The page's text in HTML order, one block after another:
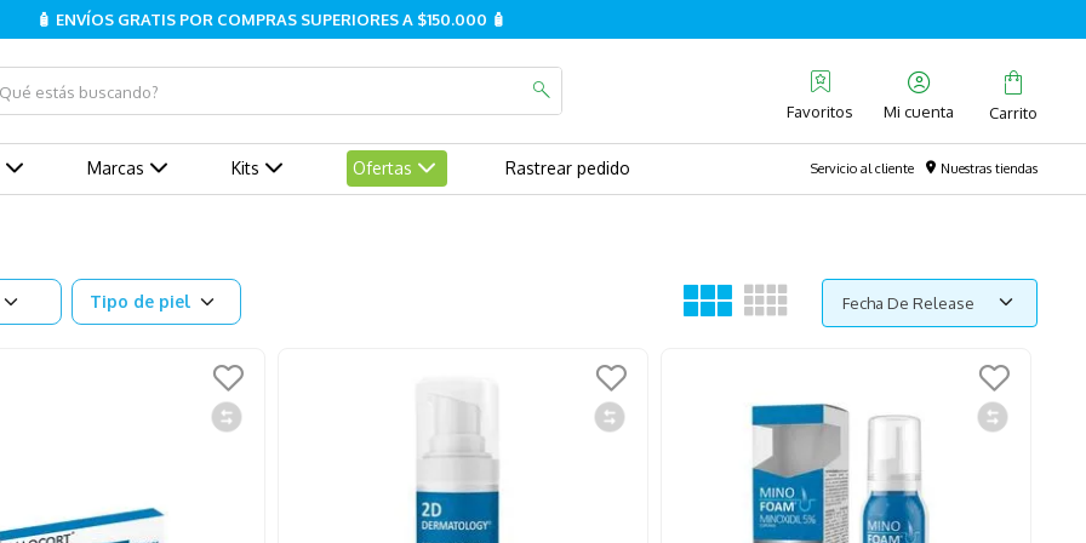
🧴 ENVÍOS GRATIS POR COMPRAS SUPERIORES A $150.000 🧴
estás buscando?
Favoritos
Marcas Kits Ofertas Rastrear pedido Servicio al cliente Nuestras tiendas
Tipo de piel Fecha De Release